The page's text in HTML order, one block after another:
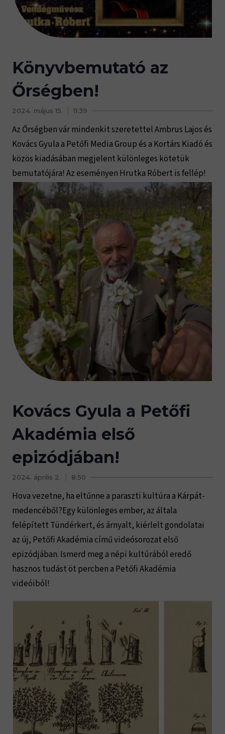
Könyvbemutató az
Őrségben!
2024. május 15. 11:39
Az Őrségben vár mindenkit szeretettel Ambrus Lajos és
Kovács Gyula a Petőfi Media Group és a Kortárs Kiadó és
közös kiadásában megjelent különleges kötetük
bemutatójára! Az eseményen Hrutka Róbert is fellép!
Kovács Gyula a Petőfi
Akadémia első
epizódjában!
2024. április 2. 8:50
Hova vezetne, ha eltűnne a paraszti kultúra a Kárpát-
medencéből?Egy különleges ember, az általa
felépített Tündérkert, és árnyalt, kiérlelt gondolatai
az új, Petőfi Akadémia című videósorozat első
epizódjában. Ismerd meg a népi kultúrából eredő
hasznos tudást öt percben a Petőfi Akadémia
videóiból!